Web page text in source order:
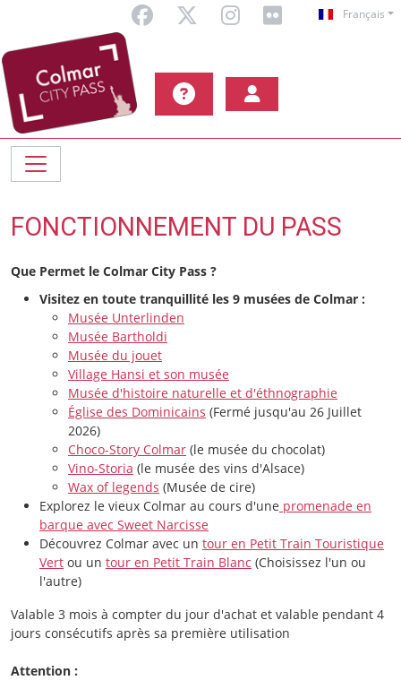
Français
FONCTIONNEMENT DU PASS
Que Permet le Colmar City Pass ?
Visitez en toute tranquillité les 9 musées de Colmar :
Musée Unterlinden
Musée Bartholdi
Musée du jouet
Village Hansi et son musée
Musée d'histoire naturelle et d'éthnographie
Église des Dominicains (Fermé jusqu'au 26 Juillet
2026)
Choco-Story Colmar (le musée du chocolat)
Vino-Storia (le musée des vins d'Alsace)
Wax of legends (Musée de cire)
Explorez le vieux Colmar au cours d'une promenade en
barque avec Sweet Narcisse
Découvrez Colmar avec un tour en Petit Train Touristique
Vert ou un tour en Petit Train Blanc (Choisissez l'un ou
l'autre)
Valable 3 mois à compter du jour d'achat et valable pendant 4
jours consécutifs après sa première utilisation
Attention :